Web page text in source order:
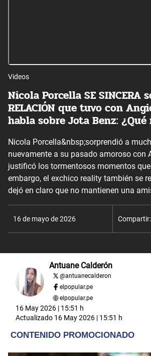
Videos
Nicola Porcella SE SINCERA
RELACIÓN que tuvo con
habla sobre Jota Benz: ¿Qué
Nicola Porcella&nbsp;sorprendió a
nuevamente a su pasado amoroso con
justificó los tormentosos momentos
embargo, el exchico reality también se
dejó en claro que no mantienen una
16 de mayo de 2026 Compartir:
Antuane Calderón
@antuanecalderon
elpopular.pe
elpopular.pe
16 May 2026 | 15:51 h
Actualizado 16 May 2026 | 15:51 h